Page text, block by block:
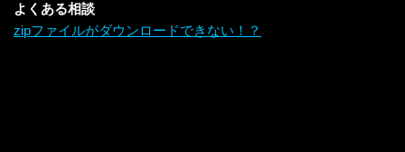
よくある相談
zipファイルがダウンロードできない！？